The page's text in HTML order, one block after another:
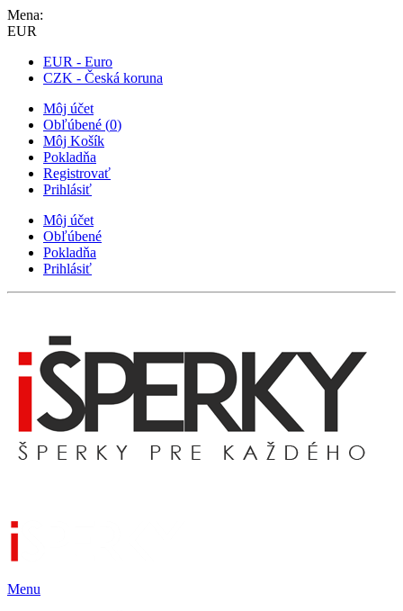
Mena:
EUR
EUR - Euro
CZK - Česká koruna
Môj účet
Obľúbené (0)
Môj Košík
Pokladňa
Registrovať
Prihlásiť
Môj účet
Obľúbené
Pokladňa
Prihlásiť
Menu